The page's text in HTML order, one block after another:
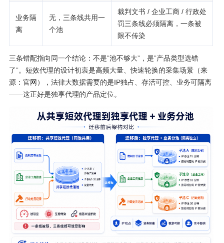
业务隔
离
无，三条线共用一
个池
裁判文书 / 企业工商 / 行政处
罚三条线必须隔离，一条被
限不传染
三条错配指向同一个结论：不是”池不够大”，是”产品类型选错
了”。短效代理的设计初衷是高频大量、快速轮换的采集场景（来
源：官网），法律大数据需要的是IP独占、存活可控、业务可隔离
——这正好是独享代理的产品定位。